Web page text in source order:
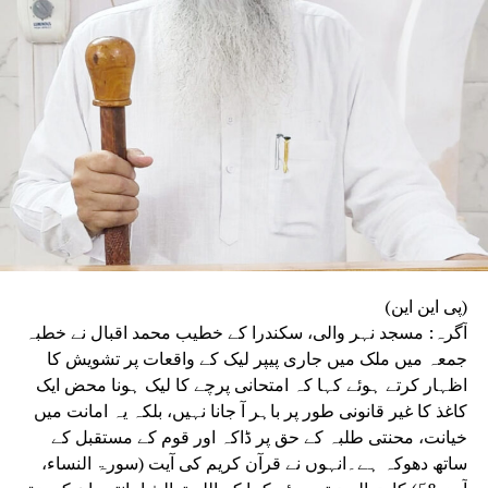
ہونے والے حملوں سے جمہوریت خطرے میں ہے۔ ’’فرد
سے بڑی پارٹی اور پارٹی سے بڑا ملک‘‘ کے جذبے کا
ذکر کرتے ہوئے انہوں نے کہا کہ انہی نظریاتی اور
اخلاقی وجوہات کی بنا پر وہ ریاستی صدر کے عہدے
اور پارٹی کی بنیادی رکنیت سے اپنا استعفیٰ دے
رہے ہیں۔
(پی این این)
آگرہ: مسجد نہر والی، سکندرا کے خطیب محمد اقبال نے خطبہ
جمعہ میں ملک میں جاری پیپر لیک کے واقعات پر تشویش کا
اظہار کرتے ہوئے کہا کہ امتحانی پرچے کا لیک ہونا محض ایک
کاغذ کا غیر قانونی طور پر باہر آ جانا نہیں، بلکہ یہ امانت میں
خیانت، محنتی طلبہ کے حق پر ڈاکہ اور قوم کے مستقبل کے
ساتھ دھوکہ ہے۔انہوں نے قرآن کریم کی آیت (سورۃ النساء،